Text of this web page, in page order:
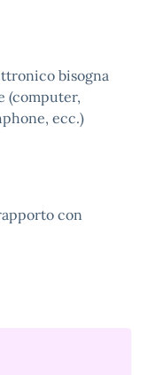
bisogna
(computer,
ecc.)
con